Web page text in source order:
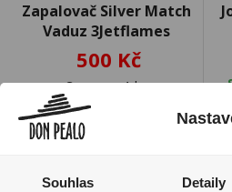
Zapalovač Silver Match
Vaduz 3Jetflames
500 Kč
Cena za:1 ks
Skladem:
Souhlas Detaily